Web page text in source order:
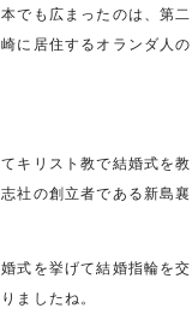
でも広まったのは、第
に居住するオランダ人
キリスト教で結婚式を
社の創立者である新島
式を挙げて結婚指輪を
ましたね。